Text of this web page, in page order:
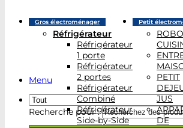
Menu
Recherche pour :
Gros électroménager
Réfrigérateur
Réfrigérateur
1 porte
Réfrigérateur
2 portes
Réfrigérateur
Combiné
Réfrigérateur
Side-by-Side
Petit
PETIT
JUS
DE